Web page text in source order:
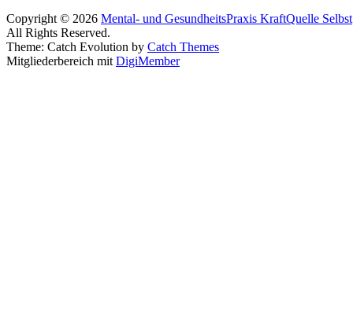
Copyright © 2026 Mental- und GesundheitsPraxis KraftQuelle Selbst
All Rights Reserved.
Theme: Catch Evolution by Catch Themes
Mitgliederbereich mit DigiMember